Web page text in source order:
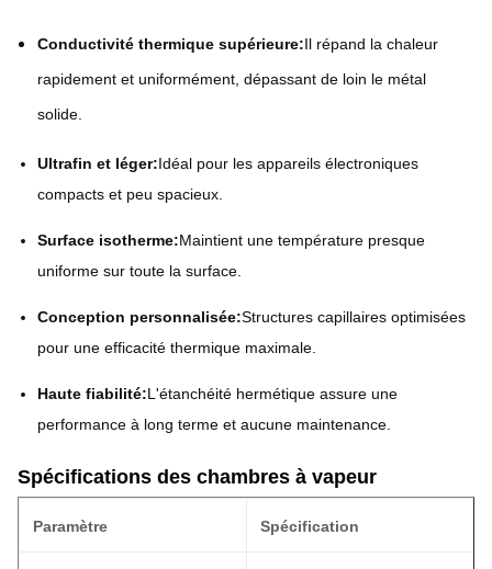
Conductivité thermique supérieure:Il répand la chaleur
rapidement et uniformément, dépassant de loin le métal
solide.
Ultrafin et léger:Idéal pour les appareils électroniques
compacts et peu spacieux.
Surface isotherme:Maintient une température presque
uniforme sur toute la surface.
Conception personnalisée:Structures capillaires optimisées
pour une efficacité thermique maximale.
Haute fiabilité:L'étanchéité hermétique assure une
performance à long terme et aucune maintenance.
Spécifications des chambres à vapeur
Paramètre Spécification